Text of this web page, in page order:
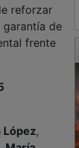
reforzar
de
frente
López,